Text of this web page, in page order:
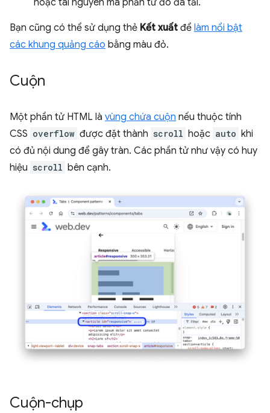
Bạn cũng có thể sử dụng thẻ Kết xuất để làm nổi bật
các khung quảng cáo bằng màu đỏ.
Cuộn
Một phần tử HTML là vùng chứa cuộn nếu thuộc tính
CSS overflow được đặt thành scroll hoặc auto khi
có đủ nội dung để gây tràn. Các phần tử như vậy có huy
hiệu scroll bên cạnh.
Cuộn-chụp